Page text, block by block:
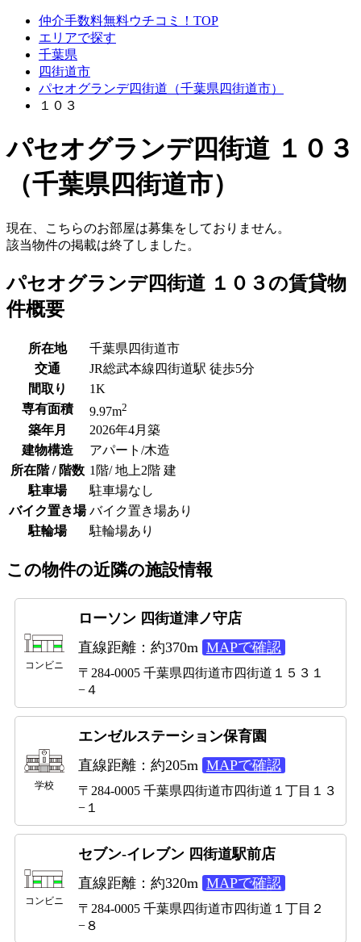
仲介手数料無料ウチコミ！TOP
エリアで探す
千葉県
四街道市
パセオグランデ四街道（千葉県四街道市）
１０３
パセオグランデ四街道 １０３
（千葉県四街道市）
現在、こちらのお部屋は募集をしておりません。
該当物件の掲載は終了しました。
パセオグランデ四街道 １０３の賃貸物
件概要
所在地
千葉県四街道市
交通
JR総武本線四街道駅 徒歩5分
間取り
1K
専有面積
9.97m2
築年月
2026年4月築
建物構造
アパート/木造
所在階 / 階数 1階/ 地上2階 建
駐車場
駐車場なし
バイク置き場 バイク置き場あり
駐輪場
駐輪場あり
この物件の近隣の施設情報
コンビニ
ローソン 四街道津ノ守店
直線距離：約370m MAPで確認
〒284-0005 千葉県四街道市四街道１５３１
−４
学校
エンゼルステーション保育園
直線距離：約205m MAPで確認
〒284-0005 千葉県四街道市四街道１丁目１３
−１
コンビニ
セブン-イレブン 四街道駅前店
直線距離：約320m MAPで確認
〒284-0005 千葉県四街道市四街道１丁目２
−８